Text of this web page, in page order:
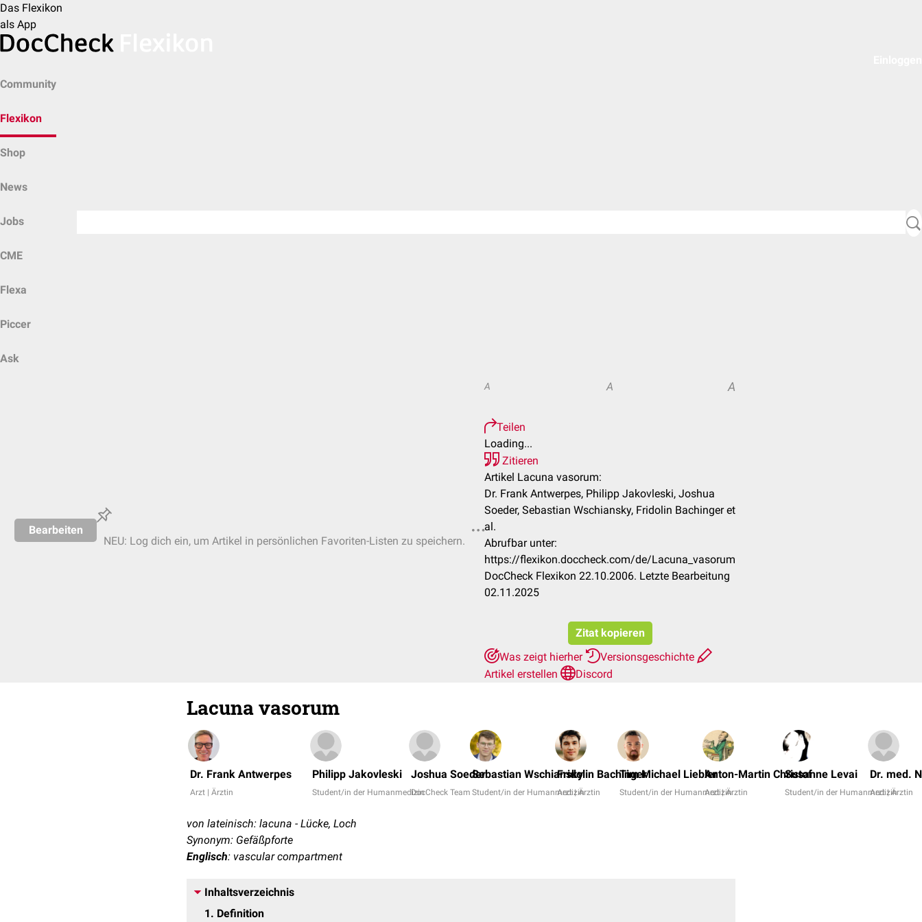
Das Flexikon
als App
Community
Flexikon
Shop
News
Jobs
CME
Flexa
Piccer
Ask
Bearbeiten
NEU: Log dich ein, um Artikel in persönlichen Favoriten-Listen zu speichern.
A A A
Teilen
Loading...
Zitieren
Artikel Lacuna vasorum:
Dr. Frank Antwerpes, Philipp Jakovleski, Joshua
Soeder, Sebastian Wschiansky, Fridolin Bachinger et
al.
Abrufbar unter:
https://flexikon.doccheck.com/de/Lacuna_vasorum
DocCheck Flexikon 22.10.2006. Letzte Bearbeitung
02.11.2025
Zitat kopieren
Was zeigt hierher
Versionsgeschichte
Artikel erstellen
Discord
Lacuna vasorum
Dr. Frank Antwerpes
Arzt | Ärztin
Philipp Jakovleski
Student/in der Humanmedizin
Joshua Soeder
DocCheck Team
Sebastian Wschiansky
Student/in der Humanmedizin
Fridolin Bachinger
Arzt | Ärztin
Tim Michael Liebler
Student/in der Humanmedizin
Anton-Martin Christof
Arzt | Ärztin
Susanne Levai
Student/in der Humanmedizin
Dr. med.
Arzt | Ärztin
von lateinisch: lacuna - Lücke, Loch
Synonym: Gefäßpforte
Englisch: vascular compartment
Inhaltsverzeichnis
1
Definition